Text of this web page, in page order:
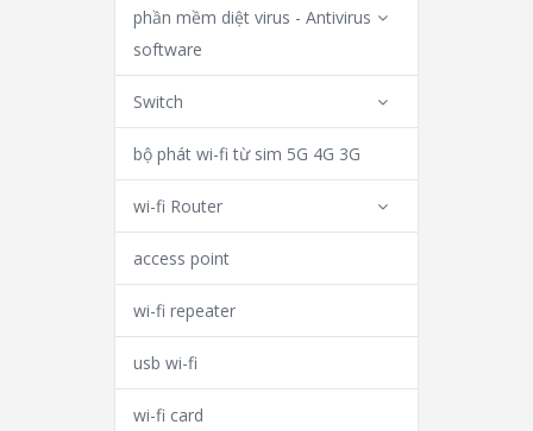
phần mềm diệt virus - Antivirus
software
Switch
bộ phát wi-fi từ sim 5G 4G 3G
wi-fi Router
access point
wi-fi repeater
usb wi-fi
wi-fi card